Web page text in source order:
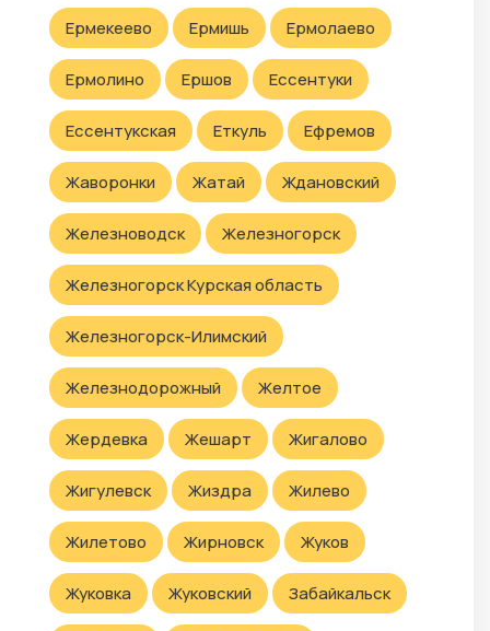
Ермекеево Ермишь Ермолаево
Ермолино Ершов Ессентуки
Ессентукская Еткуль Ефремов
Жаворонки Жатай Ждановский
Железноводск Железногорск
Железногорск Курская область
Железногорск-Илимский
Железнодорожный Желтое
Жердевка Жешарт Жигалово
Жигулевск Жиздра Жилево
Жилетово Жирновск Жуков
Жуковка Жуковский Забайкальск